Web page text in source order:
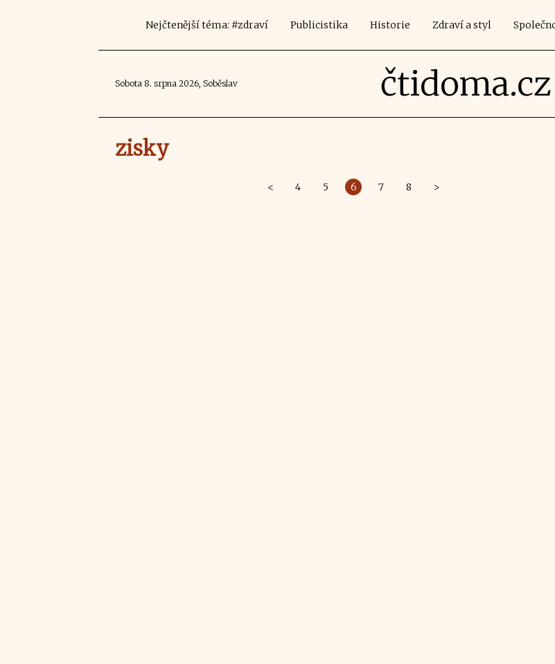
Nejčtenější téma: #zdraví Publicistika Historie Zdraví a styl
Sobota 8. srpna 2026, Soběslav čtidoma.cz
zisky
< 4 5 6 7 8 >